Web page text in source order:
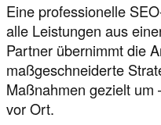
Eine professionelle
alle Leistungen aus
Partner übernimmt die
maßgeschneiderte
Maßnahmen gezielt um
vor Ort.